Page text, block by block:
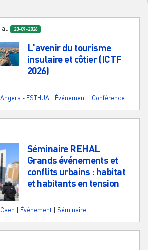
au 23-09-2026
L'avenir du tourisme
insulaire et côtier (ICTF
2026)
Angers - ESTHUA Événement Conférence
Séminaire REHAL
Grands événements et
conflits urbains : habitat
et habitants en tension
Caen Événement Séminaire